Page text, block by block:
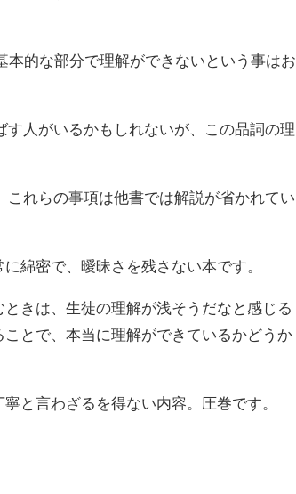
本的な部分で理解ができないという事はお
人がいるかもしれないが、この品詞の理
れらの事項は他書では解説が省かれてい
綿密で、曖昧さを残さない本です。
きは、生徒の理解が浅そうだなと感じる
とで、本当に理解ができているかどうか
と言わざるを得ない内容。圧巻です。